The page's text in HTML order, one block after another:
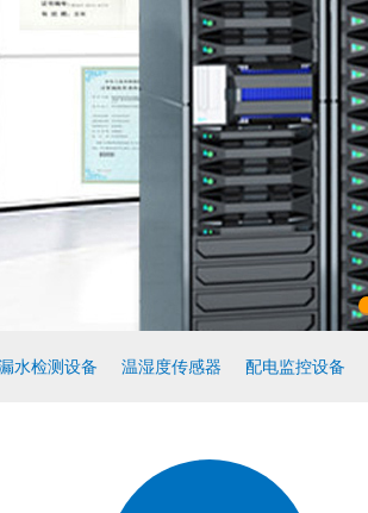
水检测设备 温湿度传感器 配电监控设备